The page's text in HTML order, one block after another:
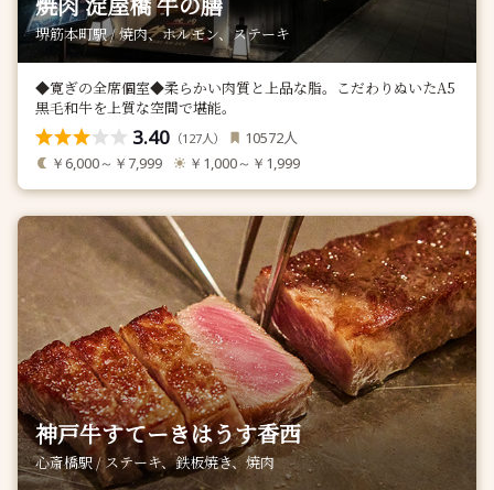
堺筋本町駅 / 焼肉、ホルモン、ステーキ
◆寛ぎの全席個室◆柔らかい肉質と上品な脂。こだわりぬいたA5
黒毛和牛を上質な空間で堪能。
3.40 （127人） 10572人
￥6,000～￥7,999 ￥1,000～￥1,999
神戸牛すてーきはうす香西
心斎橋駅 / ステーキ、鉄板焼き、焼肉